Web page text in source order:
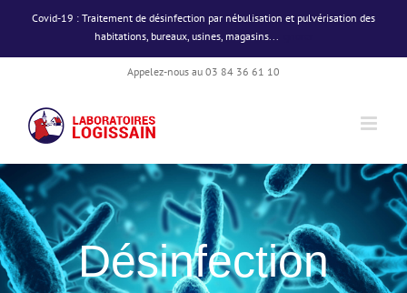
Covid-19 : Traitement de désinfection par nébulisation et pulvérisation des
habitations, bureaux, usines, magasins...
Passer
contenu
Appelez-nous au 03 84 36 61 10
Désinfection